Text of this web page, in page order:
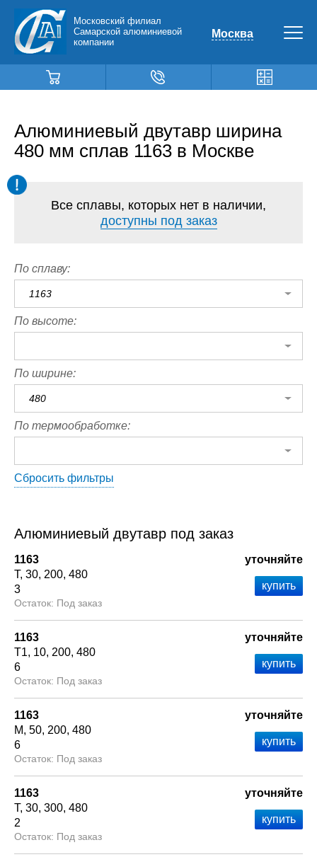
Московский филиал
Самарской алюминиевой
компании
Москва
Алюминиевый двутавр ширина
480 мм сплав 1163 в Москве
Все сплавы, которых нет в наличии,
доступны под заказ
По сплаву:
1163
По высоте:
По ширине:
480
По термообработке:
Сбросить фильтры
Алюминиевый двутавр под заказ
1163
Т 30 200 480
3
Под заказ
уточняйте
1163
Т1 10 200 480
6
Под заказ
уточняйте
1163
М 50 200 480
6
Под заказ
уточняйте
1163
Т 30 300 480
2
Под заказ
уточняйте